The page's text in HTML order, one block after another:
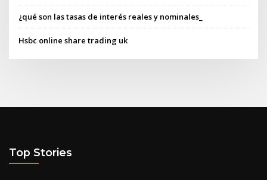
¿qué son las tasas de interés reales y nominales_
Hsbc online share trading uk
Top Stories